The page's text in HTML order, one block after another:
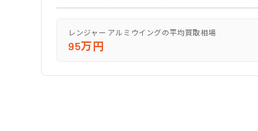
レンジャー アルミウイングの平均買取相場
95万円